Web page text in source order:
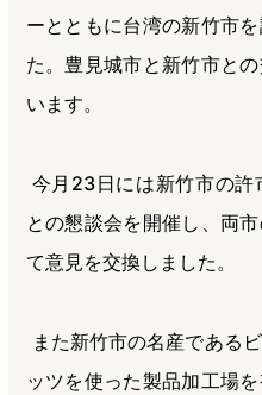
ーとともに台湾の新竹市
た。豊見城市と新竹市と
います。
今月23日には新竹市の許
との懇談会を開催し、両
て意見を交換しました。
また新竹市の名産である
ッツを使った製品加工場